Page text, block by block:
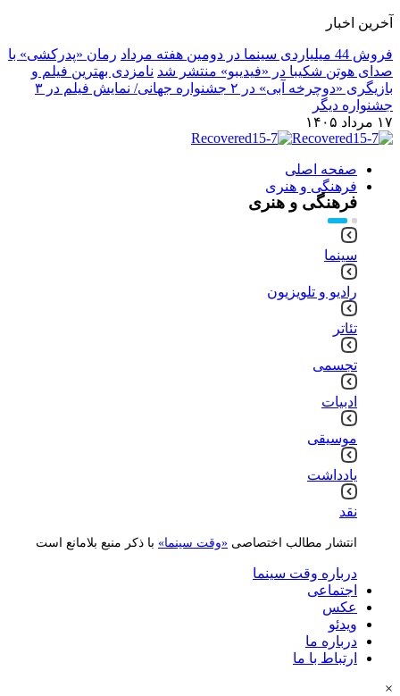
آخرین اخبار
فروش 44 میلیاردی سینما در دومین هفته مرداد
رمان «پدرکشی» با
صدای هوتن شکیبا در «فیدیبو» منتشر شد نامزدی بهترین فیلم و
بازیگری «دوچرخه آبی» در ۲ جشنواره جهانی/ نمایش فیلم در ۳
جشنواره دیگر
۱۷ مرداد ۱۴۰۵
صفحه اصلی
فرهنگی و هنری
فرهنگی و هنری
سینما
رادیو و تلویزیون
تئاتر
تجسمی
ادبیات
موسیقی
یادداشت
نقد
انتشار مطالب اختصاصی «وقت سینما» با ذکر منبع بلامانع است
درباره وقت سینما
اجتماعی
عکس
ویدئو
درباره ما
ارتباط با ما
×